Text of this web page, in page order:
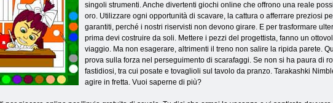
singoli strumenti. Anche divertenti giochi online che offrono una reale
oro. Utilizzare ogni opportunità di scavare, la cattura o afferrare preziosi
garantiti, perché i nostri riservisti non devono girare. E per trasformare
prima devi costruire da soli. Mettere i pezzi del progettista, fanno un
viaggio. Ma non esagerare, altrimenti il ​​treno non salire la ripida parete.
prova sulla forza nel perseguimento di scarafaggi. Se non si ha paura di
fastidiosi, tra cui posate e tovaglioli sul tavolo da pranzo. Tarakashki
agire in fretta. Vuoi saperne di più?